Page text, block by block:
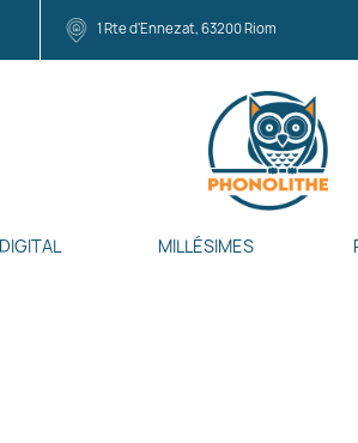
1 Rte d'Ennezat, 63200 Riom
DIGITAL MILLÉSIMES